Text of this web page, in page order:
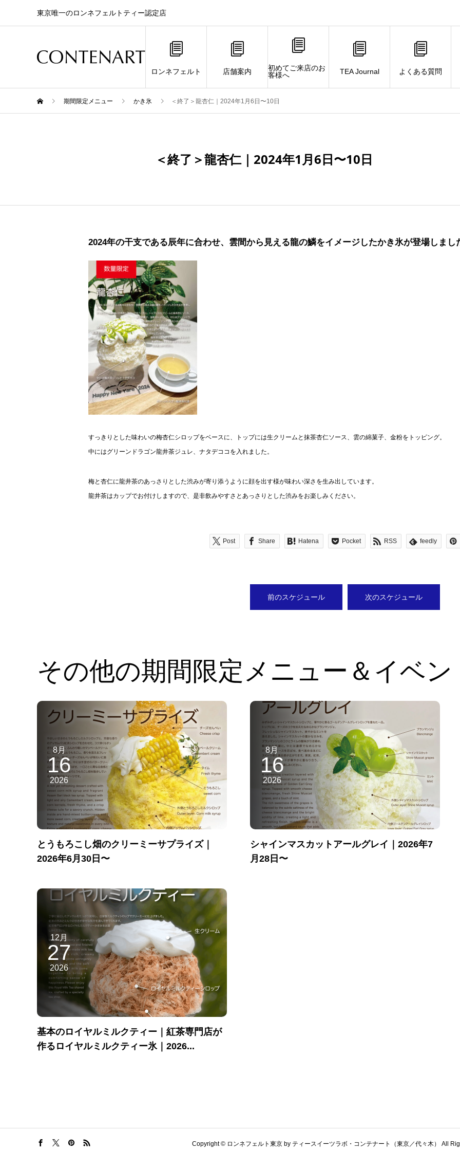
東京唯一のロンネフェルトティー認定店
ロンネフェルト 店舗案内
初めてご来店のお
客様へ
TEA Journal よくある質問
期間限定メニュー かき氷 ＜終了＞龍杏仁｜2024年1月6日〜10日
＜終了＞龍杏仁｜2024年1月6日〜10日
2024年の干支である辰年に合わせ、雲間から見える龍の鱗をイメージしたかき氷が登場しまし
すっきりとした味わいの梅杏仁シロップをベースに、トップには生クリームと抹茶杏仁ソース、雲の綿菓子、金粉をトッピング。
中にはグリーンドラゴン龍井茶ジュレ、ナタデココを入れました。
梅と杏仁に龍井茶のあっさりとした渋みが寄り添うように顔を出す様が味わい深さを生み出しています。
龍井茶はカップでお付けしますので、是非飲みやすさとあっさりとした渋みをお楽しみください。
Post Share Hatena Pocket RSS feedly
前のスケジュール 次のスケジュール
その他の期間限定メニュー＆イベン
8月
16
2026
とうもろこし畑のクリーミーサプライズ｜
2026年6月30日〜
8月
16
2026
シャインマスカットアールグレイ｜2026年7
月28日〜
12月
27
2026
基本のロイヤルミルクティー｜紅茶専門店が
作るロイヤルミルクティー氷｜2026...
Copyright © ロンネフェルト東京 by ティースイーツラボ・コンテナート（東京／代々木） All